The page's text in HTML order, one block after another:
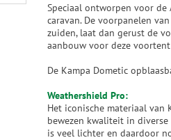
Speciaal ontworpen voor
caravan. De voorpanelen
zuiden, laat dan gerust de
aanbouw voor deze
De Kampa Dometic
Weathershield Pro:
Het iconische materiaal
bewezen kwaliteit in
is veel lichter en daardoor